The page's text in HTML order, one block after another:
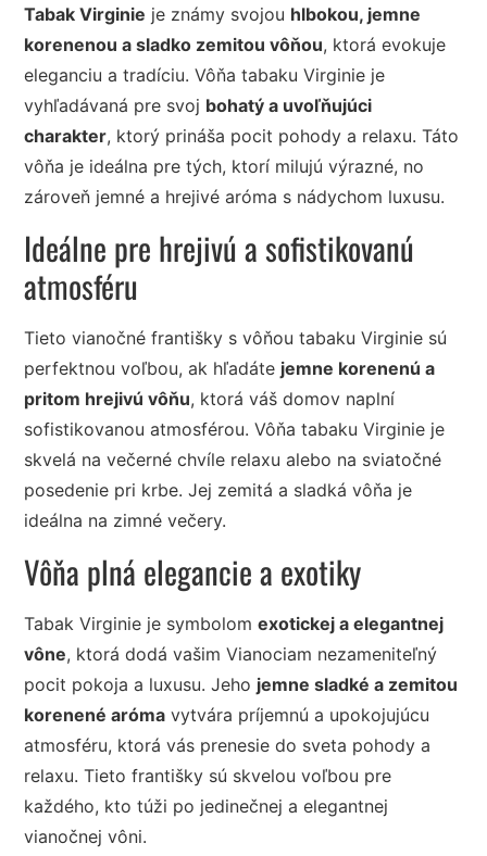
Tabak Virginie je známy svojou hlbokou, jemne
korenenou a sladko zemitou vôňou, ktorá evokuje
eleganciu a tradíciu. Vôňa tabaku Virginie je
vyhľadávaná pre svoj bohatý a uvoľňujúci
charakter, ktorý prináša pocit pohody a relaxu. Táto
vôňa je ideálna pre tých, ktorí milujú výrazné, no
zároveň jemné a hrejivé aróma s nádychom luxusu.
Ideálne pre hrejivú a sofistikovanú
atmosféru
Tieto vianočné františky s vôňou tabaku Virginie sú
perfektnou voľbou, ak hľadáte jemne korenenú a
pritom hrejivú vôňu, ktorá váš domov naplní
sofistikovanou atmosférou. Vôňa tabaku Virginie je
skvelá na večerné chvíle relaxu alebo na sviatočné
posedenie pri krbe. Jej zemitá a sladká vôňa je
ideálna na zimné večery.
Vôňa plná elegancie a exotiky
Tabak Virginie je symbolomexotickej a elegantnej
vône, ktorá dodá vašim Vianociam nezameniteľný
pocit pokoja a luxusu. Jeho jemne sladké a zemitou
korenené aróma vytvára príjemnú a upokojujúcu
atmosféru, ktorá vás prenesie do sveta pohody a
relaxu. Tieto františky sú skvelou voľbou pre
každého, kto túži po jedinečnej a elegantnej
vianočnej vôni.